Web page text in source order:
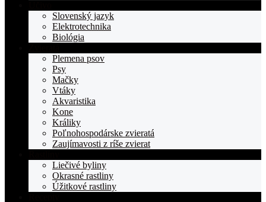
Slovenský jazyk
Elektrotechnika
Biológia
Plemena psov
Psy
Mačky
Vtáky
Akvaristika
Kone
Králiky
Poľnohospodárske zvieratá
Zaujímavosti z ríše zvierat
Liečivé byliny
Okrasné rastliny
Úžitkové rastliny